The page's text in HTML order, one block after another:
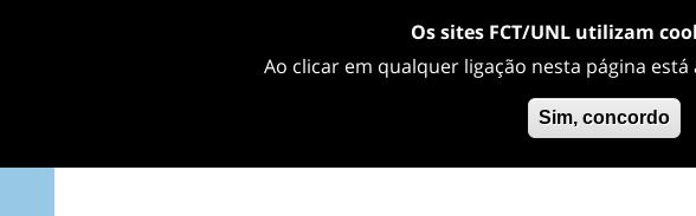
Os sites FCT/UNL utilizam
Ao clicar em qualquer ligação nesta página
Sim, concordo